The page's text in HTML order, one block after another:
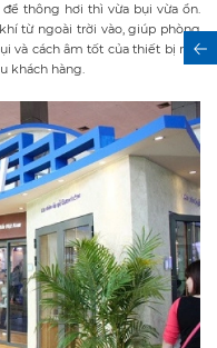
thông hơi thì vừa bụi vừa ồn.
từ ngoài trời vào, giúp phòng
và cách âm tốt của thiết bị này
khách hàng.